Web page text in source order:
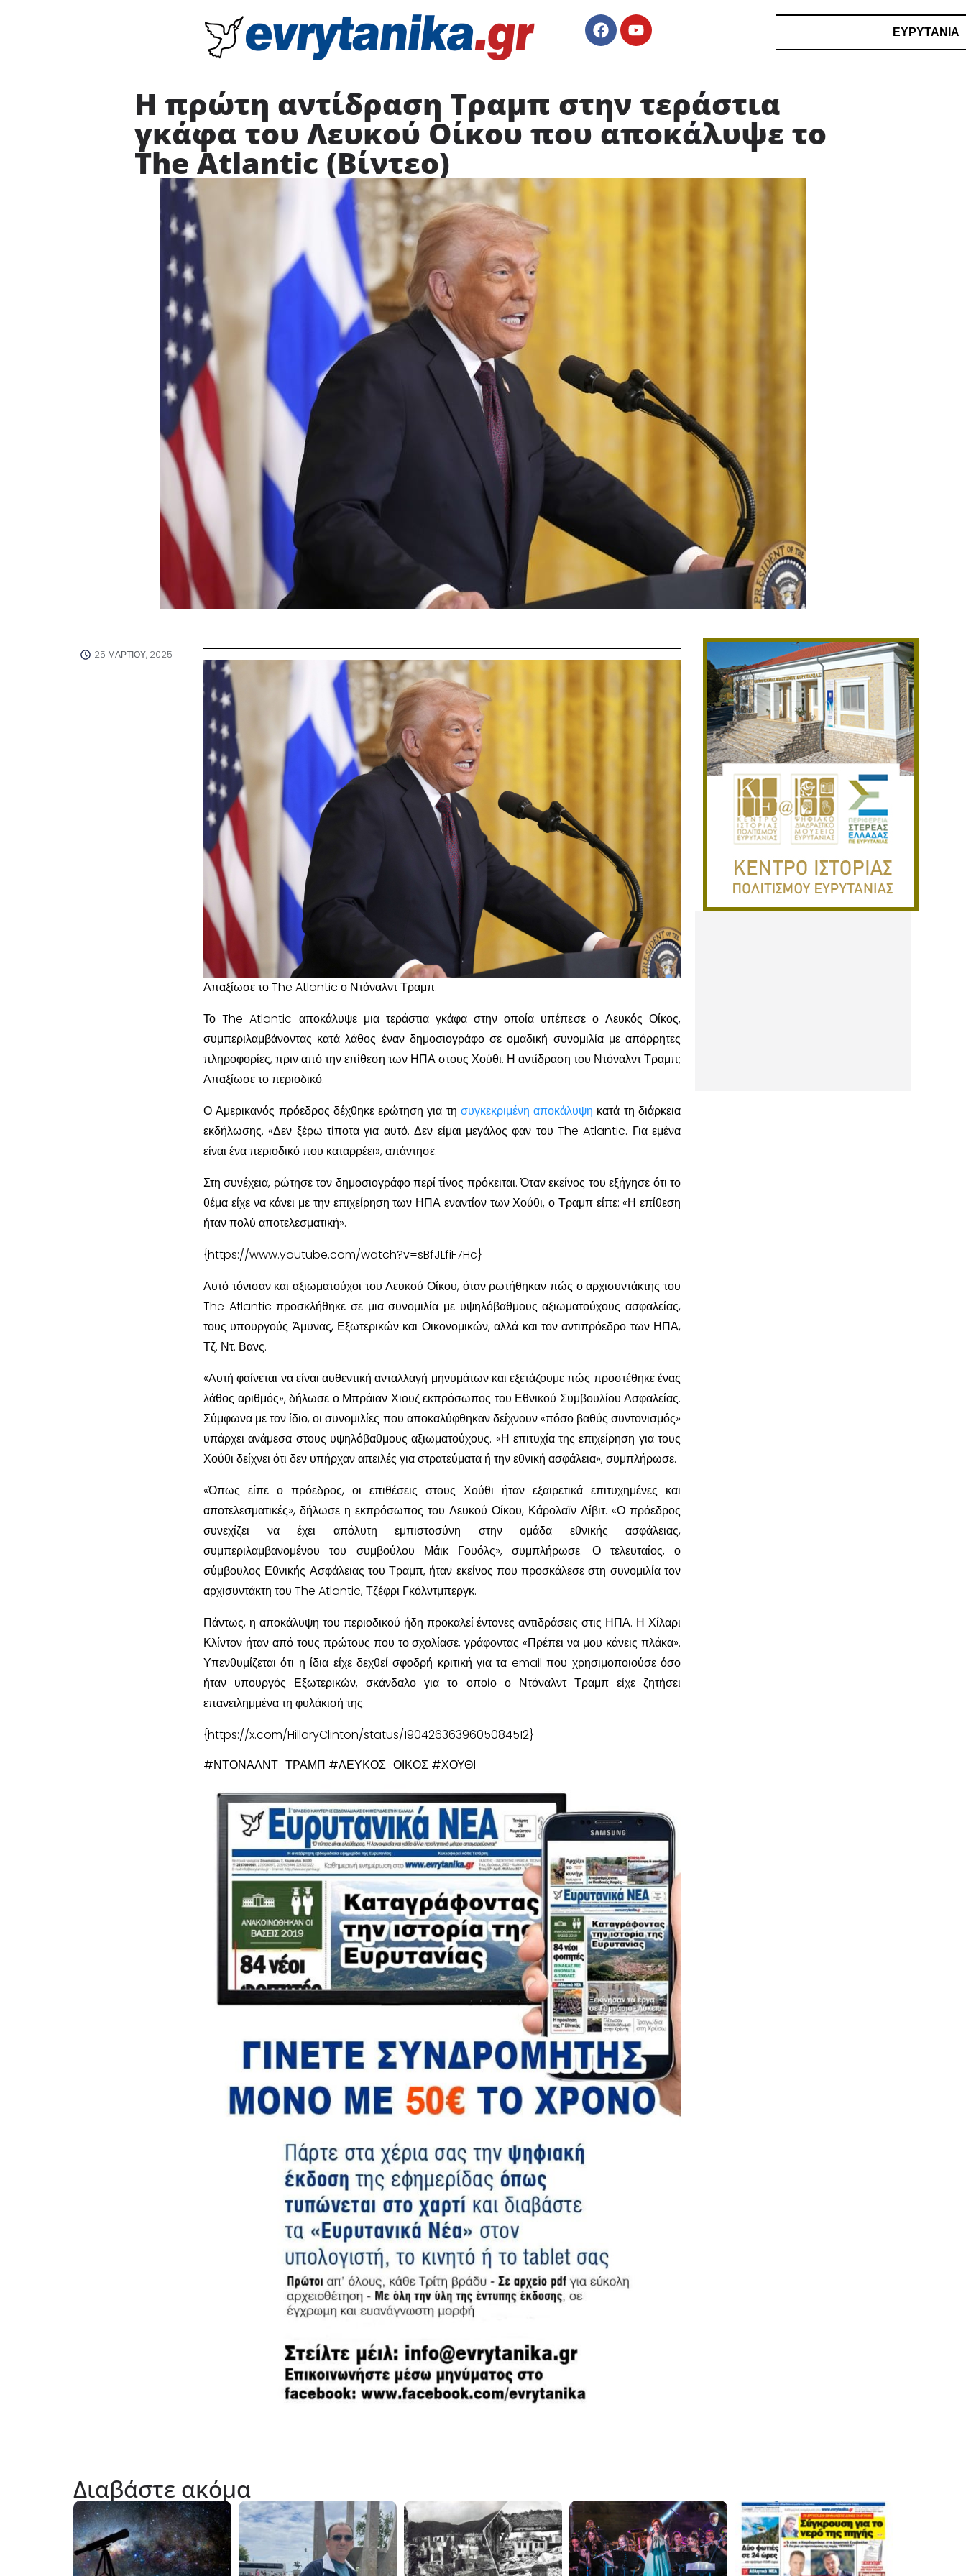
ΕΥΡΥΤΑΝΙΑ
Η πρώτη αντίδραση Τραμπ στην τεράστια
γκάφα του Λευκού Οίκου που αποκάλυψε το
The Atlantic (Βίντεο)
25 ΜΑΡΤΊΟΥ, 2025
Απαξίωσε το The Atlantic ο Ντόναλντ Τραμπ.
Το The Atlantic αποκάλυψε μια τεράστια γκάφα στην οποία υπέπεσε ο Λευκός Οίκος,
συμπεριλαμβάνοντας κατά λάθος έναν δημοσιογράφο σε ομαδική συνομιλία με απόρρητες
πληροφορίες, πριν από την επίθεση των ΗΠΑ στους Χούθι. Η αντίδραση του Ντόναλντ Τραμπ;
Απαξίωσε το περιοδικό.
Ο Αμερικανός πρόεδρος δέχθηκε ερώτηση για τη συγκεκριμένη αποκάλυψη κατά τη διάρκεια
εκδήλωσης. «Δεν ξέρω τίποτα για αυτό. Δεν είμαι μεγάλος φαν του The Atlantic. Για εμένα
είναι ένα περιοδικό που καταρρέει», απάντησε.
Στη συνέχεια, ρώτησε τον δημοσιογράφο περί τίνος πρόκειται. Όταν εκείνος του εξήγησε ότι το
θέμα είχε να κάνει με την επιχείρηση των ΗΠΑ εναντίον των Χούθι, ο Τραμπ είπε: «Η επίθεση
ήταν πολύ αποτελεσματική».
{https://www.youtube.com/watch?v=sBfJLfiF7Hc}
Αυτό τόνισαν και αξιωματούχοι του Λευκού Οίκου, όταν ρωτήθηκαν πώς ο αρχισυντάκτης του
The Atlantic προσκλήθηκε σε μια συνομιλία με υψηλόβαθμους αξιωματούχους ασφαλείας,
τους υπουργούς Άμυνας, Εξωτερικών και Οικονομικών, αλλά και τον αντιπρόεδρο των ΗΠΑ,
Τζ. Ντ. Βανς.
«Αυτή φαίνεται να είναι αυθεντική ανταλλαγή μηνυμάτων και εξετάζουμε πώς προστέθηκε ένας
λάθος αριθμός», δήλωσε ο Μπράιαν Χιουζ εκπρόσωπος του Εθνικού Συμβουλίου Ασφαλείας.
Σύμφωνα με τον ίδιο, οι συνομιλίες που αποκαλύφθηκαν δείχνουν «πόσο βαθύς συντονισμός»
υπάρχει ανάμεσα στους υψηλόβαθμους αξιωματούχους. «Η επιτυχία της επιχείρηση για τους
Χούθι δείχνει ότι δεν υπήρχαν απειλές για στρατεύματα ή την εθνική ασφάλεια», συμπλήρωσε.
«Όπως είπε ο πρόεδρος, οι επιθέσεις στους Χούθι ήταν εξαιρετικά επιτυχημένες και
αποτελεσματικές», δήλωσε η εκπρόσωπος του Λευκού Οίκου, Κάρολαϊν Λίβιτ. «Ο πρόεδρος
συνεχίζει να έχει απόλυτη εμπιστοσύνη στην ομάδα εθνικής ασφάλειας,
συμπεριλαμβανομένου του συμβούλου Μάικ Γουόλς», συμπλήρωσε. Ο τελευταίος, ο
σύμβουλος Εθνικής Ασφάλειας του Τραμπ, ήταν εκείνος που προσκάλεσε στη συνομιλία τον
αρχισυντάκτη του The Atlantic, Τζέφρι Γκόλντμπεργκ.
Πάντως, η αποκάλυψη του περιοδικού ήδη προκαλεί έντονες αντιδράσεις στις ΗΠΑ. Η Χίλαρι
Κλίντον ήταν από τους πρώτους που το σχολίασε, γράφοντας «Πρέπει να μου κάνεις πλάκα».
Υπενθυμίζεται ότι η ίδια είχε δεχθεί σφοδρή κριτική για τα email που χρησιμοποιούσε όσο
ήταν υπουργός Εξωτερικών, σκάνδαλο για το οποίο ο Ντόναλντ Τραμπ είχε ζητήσει
επανειλημμένα τη φυλάκισή της.
{https://x.com/HillaryClinton/status/1904263639605084512}
#ΝΤΟΝΑΛΝΤ_ΤΡΑΜΠ #ΛΕΥΚΟΣ_ΟΙΚΟΣ #ΧΟΥΘΙ
Διαβάστε ακόμα